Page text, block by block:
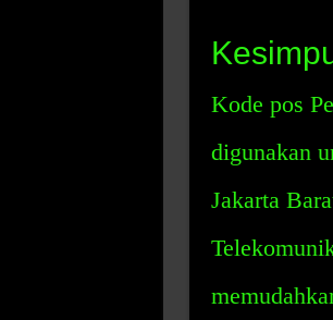
Kode pos
digunakan
Jakarta